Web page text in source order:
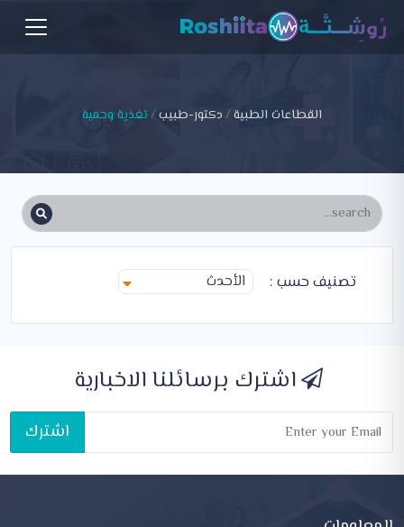
القطاعات الطبية دكتور-طبيب تغذية وحمية
تصنيف حسب : الأحدث
اشترك برسائلنا الاخبارية
اشترك